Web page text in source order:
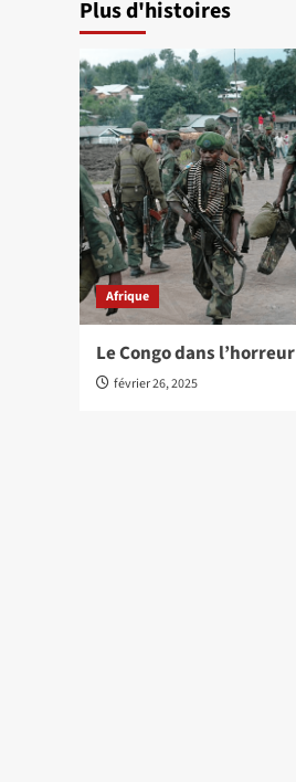
Plus d'histoires
Afrique
Le Congo dans l’horreur
février 26, 2025